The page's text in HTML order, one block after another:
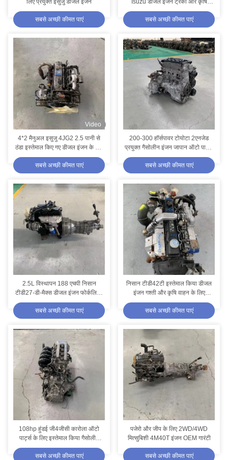
लिए प्रयुक्त इसुजु डीजल इंजन
सबसे अच्छी कीमत पाएं
Isuzu डीजल इंजन ट्रकों और कृषि
वाहनों के लिए उपयुक्त
सबसे अच्छी कीमत पाएं
Video
4*2 मैनुअल इसुजु 4JG2 2.5 पानी से
ठंडा इस्तेमाल किए गए डीजल इंजन के लिए
खुदाई फोर्कलिफ्ट के लिए
सबसे अच्छी कीमत पाएं
200-300 हॉर्सपावर टोयोटा 2एनजेड
प्रयुक्त गैसोलीन इंजन जापान ऑटो पार्ट्स
मोटर असेंबली
सबसे अच्छी कीमत पाएं
2.5L विस्थापन 188 एचपी निसान
टीडी27-डी-मैक्स डीजल इंजन फोर्कलिफ्ट
के लिए उपयोग किया जाता है
सबसे अच्छी कीमत पाएं
निसान टीडी42टी इस्तेमाल किया डीजल
इंजन गश्ती और कृषि वाहन के लिए
उपयुक्त
सबसे अच्छी कीमत पाएं
108hp हुंडई जी4जीसी कारोला ऑटो
पार्ट्स के लिए इस्तेमाल किया गैसोलीन
इंजन
सबसे अच्छी कीमत पाएं
पजेरो और जीप के लिए 2WD/4WD
मित्सुबिशी 4M40T इंजन OEM गारंटी
सबसे अच्छी कीमत पाएं